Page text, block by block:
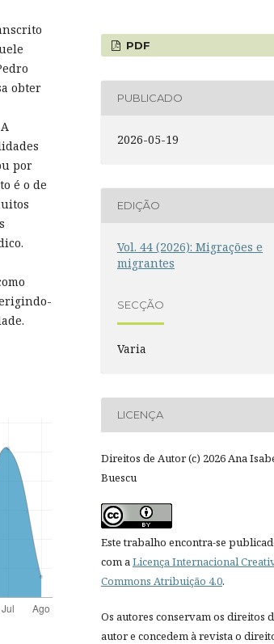
obter
por
é o de
PDF
PUBLICADO
2026-05-19
EDIÇÃO
Vol. 44 (2026): Migrações e
migrantes
SECÇÃO
Varia
LICENÇA
Direitos de Autor (c) 2026 Ana
Buescu
Este trabalho encontra-se
com aLicença Internacional
Commons Atribuição 4.0.
Os autores conservam os direitos
autor e concedem à revista o